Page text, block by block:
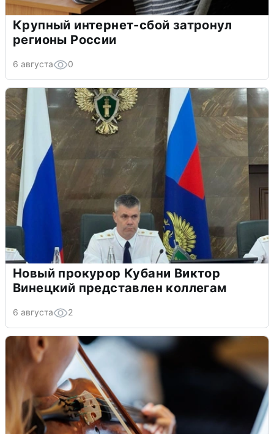
Крупный интернет-сбой затронул
регионы России
6 августа 0
Новый прокурор Кубани Виктор
Винецкий представлен коллегам
6 августа 2